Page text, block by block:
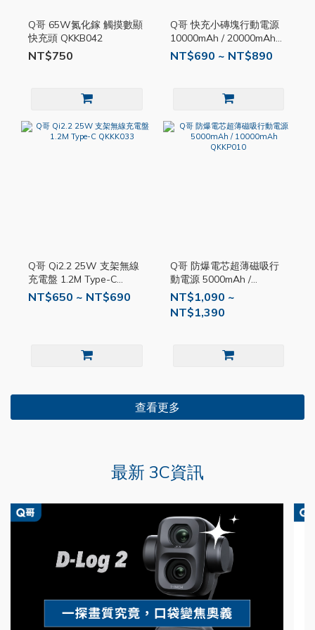
Q哥 65W氮化鎵 觸摸數顯
快充頭 QKKB042
NT$750
Q哥 快充小磚塊行動電源
10000mAh / 20000mAh
QKKP022
NT$690 ~ NT$890
Q哥 Qi2.2 25W 支架無線
充電盤 1.2M Type-C
QKKK033
NT$650 ~ NT$690
Q哥 防爆電芯超薄磁吸行
動電源 5000mAh /
10000mAh QKKP010
NT$1,090 ~
NT$1,390
查看更多
最新 3C資訊